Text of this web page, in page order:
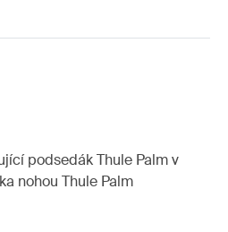
podsedák Thule Palm v
nohou Thule Palm